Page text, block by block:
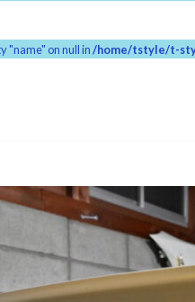
"name" on null in /home/tstyle/t-